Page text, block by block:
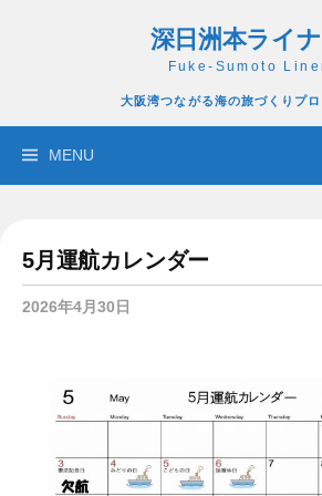
ツ
深日洲本ライ
Fuke-Sumoto
大阪湾つながる海の旅づくりプロ
MENU
5月運航カレンダー
2026年4月30日